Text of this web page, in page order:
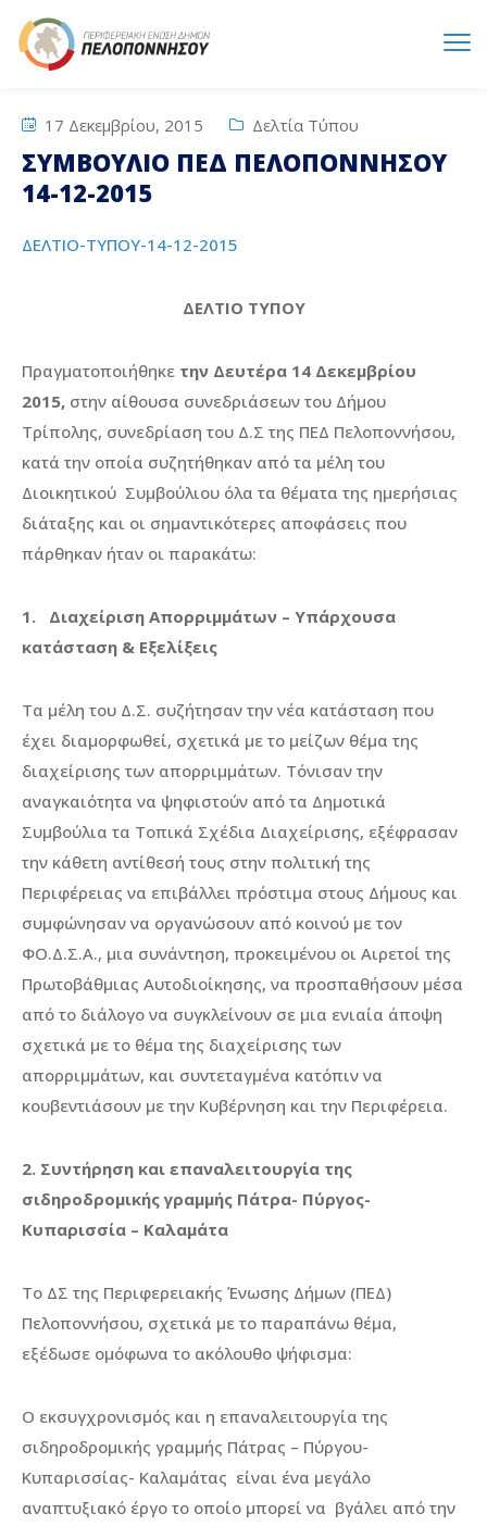
17 Δεκεμβρίου, 2015 Δελτία Τύπου
ΣΥΜΒΟΥΛΙΟ ΠΕΔ ΠΕΛΟΠΟΝΝΗΣΟΥ
14-12-2015
ΔΕΛΤΙO-ΤΥΠΟΥ-14-12-2015
ΔΕΛΤΙΟ ΤΥΠΟΥ
Πραγματοποιήθηκε την Δευτέρα 14 Δεκεμβρίου
2015, στην αίθουσα συνεδριάσεων του Δήμου
Τρίπολης, συνεδρίαση του Δ.Σ της ΠΕΔ Πελοποννήσου,
κατά την οποία συζητήθηκαν από τα μέλη του
Διοικητικού Συμβούλιου όλα τα θέματα της ημερήσιας
διάταξης και οι σημαντικότερες αποφάσεις που
πάρθηκαν ήταν οι παρακάτω:
1. Διαχείριση Απορριμμάτων – Υπάρχουσα
κατάσταση & Εξελίξεις
Τα μέλη του Δ.Σ. συζήτησαν την νέα κατάσταση που
έχει διαμορφωθεί, σχετικά με το μείζων θέμα της
διαχείρισης των απορριμμάτων. Τόνισαν την
αναγκαιότητα να ψηφιστούν από τα Δημοτικά
Συμβούλια τα Τοπικά Σχέδια Διαχείρισης, εξέφρασαν
την κάθετη αντίθεσή τους στην πολιτική της
Περιφέρειας να επιβάλλει πρόστιμα στους Δήμους και
συμφώνησαν να οργανώσουν από κοινού με τον
ΦΟ.Δ.Σ.Α., μια συνάντηση, προκειμένου οι Αιρετοί της
Πρωτοβάθμιας Αυτοδιοίκησης, να προσπαθήσουν μέσα
από το διάλογο να συγκλείνουν σε μια ενιαία άποψη
σχετικά με το θέμα της διαχείρισης των
απορριμμάτων, και συντεταγμένα κατόπιν να
κουβεντιάσουν με την Κυβέρνηση και την Περιφέρεια.
2. Συντήρηση και επαναλειτουργία της
σιδηροδρομικής γραμμής Πάτρα- Πύργος-
Κυπαρισσία – Καλαμάτα
Το ΔΣ της Περιφερειακής Ένωσης Δήμων (ΠΕΔ)
Πελοποννήσου, σχετικά με το παραπάνω θέμα,
εξέδωσε ομόφωνα το ακόλουθο ψήφισμα:
Ο εκσυγχρονισμός και η επαναλειτουργία της
σιδηροδρομικής γραμμής Πάτρας – Πύργου-
Κυπαρισσίας- Καλαμάτας είναι ένα μεγάλο
αναπτυξιακό έργο το οποίο μπορεί να βγάλει από την